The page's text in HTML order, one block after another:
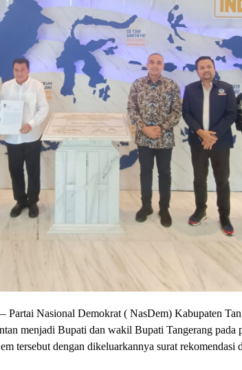
Nasional Demokrat ( NasDem) Kabupaten
menjadi Bupati dan wakil Bupati Tangerang pada
tersebut dengan dikeluarkannya surat rekomendasi